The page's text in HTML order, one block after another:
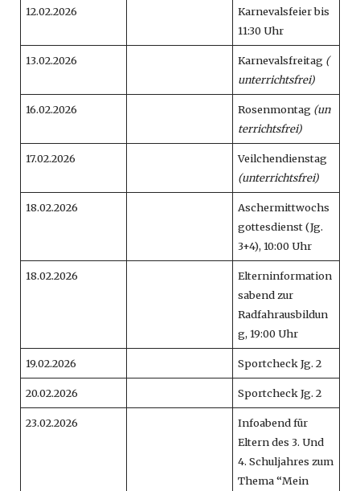
12.02.2026
Karnevalsfeier bis
11:30 Uhr
13.02.2026 Karnevalsfreitag (
unterrichtsfrei)
16.02.2026 Rosenmontag (un
terrichtsfrei)
17.02.2026
Veilchendienstag
(unterrichtsfrei)
18.02.2026
Aschermittwochs
gottesdienst (Jg.
3+4), 10:00 Uhr
18.02.2026
Elterninformation
sabend zur
Radfahrausbildun
g, 19:00 Uhr
19.02.2026 Sportcheck Jg. 2
20.02.2026 Sportcheck Jg. 2
23.02.2026
Infoabend für
Eltern des 3. Und
4. Schuljahres zum
Thema “Mein